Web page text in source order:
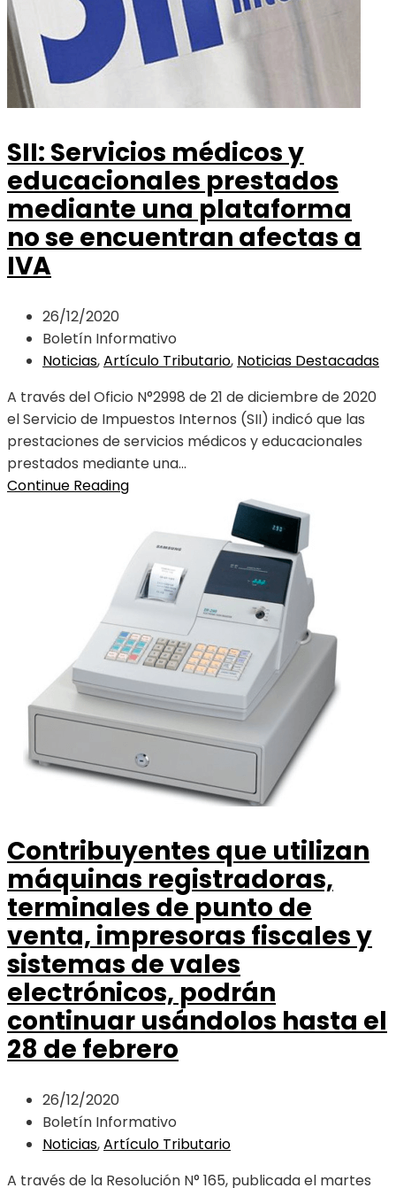
SII: Servicios médicos y
educacionales prestados
mediante una plataforma
no se encuentran afectas a
IVA
26/12/2020
Boletín Informativo
Noticias,Artículo Tributario, Noticias Destacadas
A través del Oficio N°2998 de 21 de diciembre de 2020
el Servicio de Impuestos Internos (SII) indicó que las
prestaciones de servicios médicos y educacionales
prestados mediante una...
Continue Reading
Contribuyentes que utilizan
máquinas registradoras,
terminales de punto de
venta, impresoras fiscales y
sistemas de vales
electrónicos, podrán
continuar usándolos hasta el
28 de febrero
26/12/2020
Boletín Informativo
Noticias,Artículo Tributario
A través de la Resolución N° 165, publicada el martes